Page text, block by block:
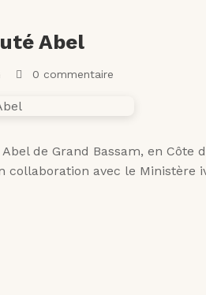
Abel
0 commentaire
de Grand Bassam, en Côte
collaboration avec le